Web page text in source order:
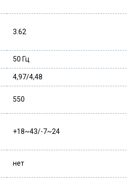
3.62
50 Гц
4,97/4,48
550
+18~43/-7~24
нет